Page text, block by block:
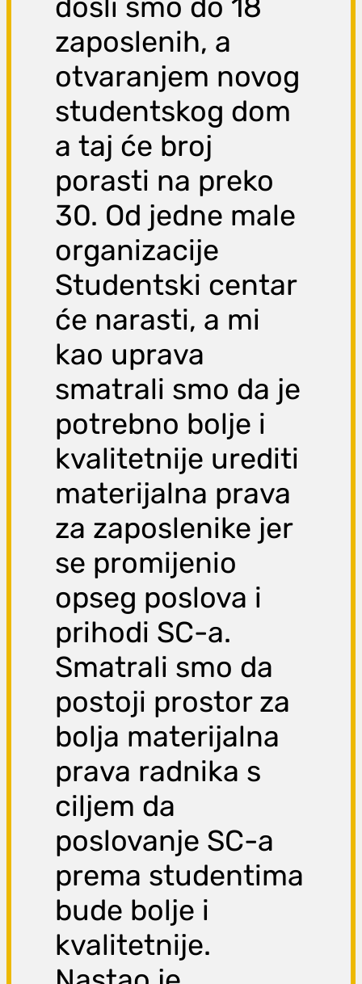
došli smo do 18
zaposlenih, a
otvaranjem novog
studentskog dom
a taj će broj
porasti na preko
30. Od jedne male
organizacije
Studentski centar
će narasti, a mi
kao uprava
smatrali smo da je
potrebno bolje i
kvalitetnije urediti
materijalna prava
za zaposlenike jer
se promijenio
opseg poslova i
prihodi SC-a.
Smatrali smo da
postoji prostor za
bolja materijalna
prava radnika s
ciljem da
poslovanje SC-a
prema studentima
bude bolje i
kvalitetnije.